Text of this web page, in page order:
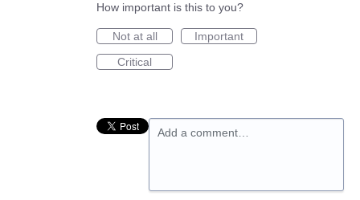
How important is this to you?
Not at all
Important
Critical
Add a comment…